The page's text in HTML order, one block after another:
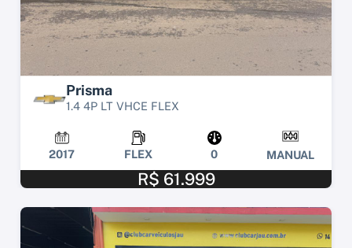
Prisma
1.4 4P LT VHCE FLEX
2017 FLEX 0 MANUAL
R$ 61.999